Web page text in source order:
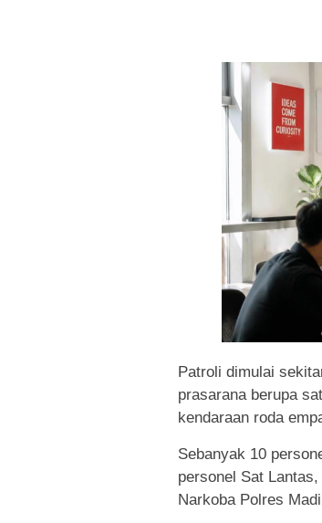
Patroli dimulai
prasarana berupa
kendaraan roda
Sebanyak 10
personel Sat
Narkoba Polres